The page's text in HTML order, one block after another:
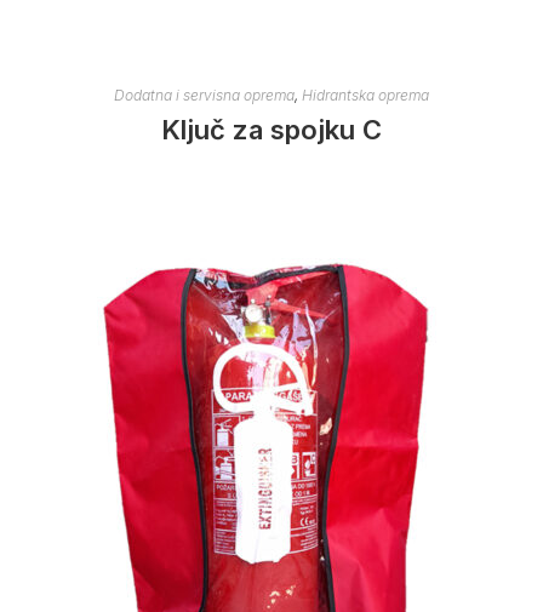
Dodatna i servisna oprema, Hidrantska oprema
Ključ za spojku C